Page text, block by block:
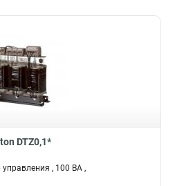
DTZ0,1*
, 100 ВА ,